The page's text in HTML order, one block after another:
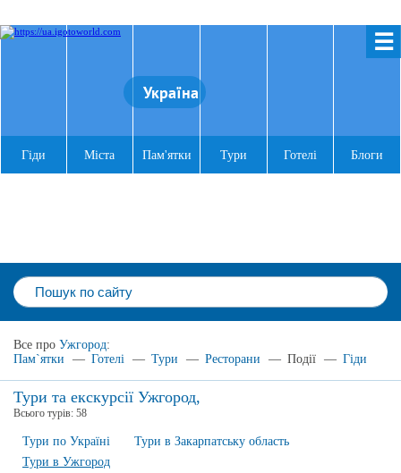
☰
Україна
Гіди Міста Пам'ятки Тури Готелі Блоги
Все про Ужгород:
Пам`ятки
— Готелі — Тури — Ресторани — Події — Гіди
Тури та екскурсії Ужгород,
Всього турів: 58
Тури по Україні
Тури в Закарпатську область
Тури в Ужгород